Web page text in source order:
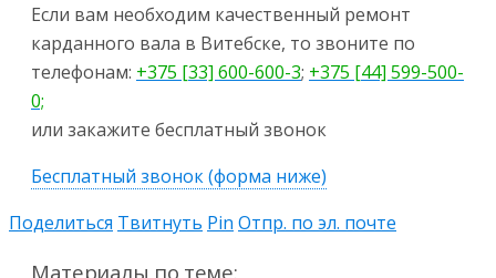
Если вам необходим качественный ремонт
карданного вала в Витебске, то звоните по
телефонам: +375 [33] 600-600-3; +375 [44] 599-500-
0;
или закажите бесплатный звонок
Бесплатный звонок (форма ниже)
Поделиться Твитнуть Pin Отпр. по эл. почте
Материалы по теме: